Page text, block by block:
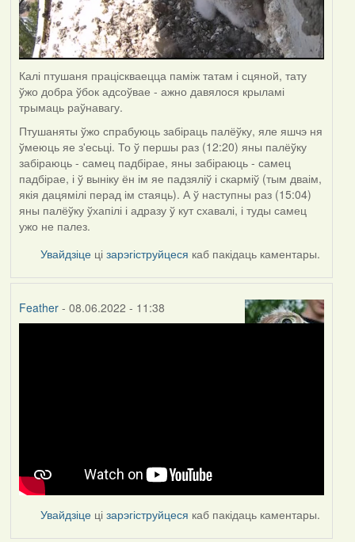
Калі птушаня праціскваецца паміж татам і сцяной, тату
ўжо добра ўбок адсоўвае - ажно давялося крыламі
трымаць раўнавагу.
Птушаняты ўжо спрабуюць забіраць палёўку, яле яшчэ ня
ўмеюць яе з'есьці. То ў першы раз (12:20) яны палёўку
забіраюць - самец падбірае, яны забіраюць - самец
падбірае, і ў выніку ён ім яе падзяліў і скарміў (тым дваім,
якія дацямілі перад ім стаяць). А ў наступны раз (15:04)
яны палёўку ўхапілі і адразу ў кут схавалі, і туды самец
ужо не палез.
Увайдзіце цізарэгіструйцеся каб пакідаць каментары.
Feather- 08.06.2022 - 11:38
Увайдзіце цізарэгіструйцеся каб пакідаць каментары.